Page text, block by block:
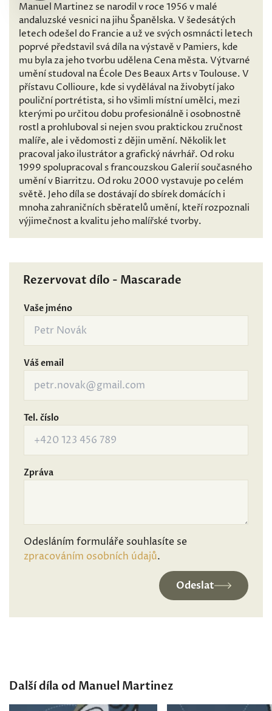
Manuel Martinez se narodil v roce 1956 v malé
andaluzské vesnici na jihu Španělska. V šedesátých
letech odešel do Francie a už ve svých osmnácti letech
poprvé představil svá díla na výstavě v Pamiers, kde
mu byla za jeho tvorbu udělena Cena města. Výtvarné
umění studoval na École Des Beaux Arts v Toulouse. V
přístavu Collioure, kde si vydělával na živobytí jako
pouliční portrétista, si ho všimli místní umělci, mezi
kterými po určitou dobu profesionálně i osobnostně
rostl a prohluboval si nejen svou praktickou zručnost
malíře, ale i vědomosti z dějin umění. Několik let
pracoval jako ilustrátor a grafický návrhář. Od roku
1999 spolupracoval s francouzskou Galerií současného
umění v Biarritzu. Od roku 2000 vystavuje po celém
světě. Jeho díla se dostávají do sbírek domácích i
mnoha zahraničních sběratelů umění, kteří rozpoznali
výjimečnost a kvalitu jeho malířské tvorby.
Rezervovat dílo - Mascarade
Vaše jméno
Váš email
Tel. číslo
Zpráva
Odesláním formuláře souhlasíte se
zpracováním osobních údajů.
Odeslat
Další díla od Manuel Martinez